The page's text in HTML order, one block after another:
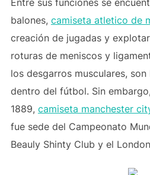
Entre sus funciones se
balones, camiseta atletico de
creación de jugadas y
roturas de meniscos y
los desgarros musculares,
dentro del fútbol. Sin
1889, camiseta manchester
fue sede del Campeonato
Beauly Shinty Club y el